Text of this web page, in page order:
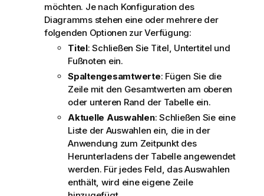
möchten. Je nach Konfiguration des
Diagramms stehen eine oder mehrere der
folgenden Optionen zur Verfügung:
Titel: Schließen Sie Titel, Untertitel und
Fußnoten ein.
Spaltengesamtwerte: Fügen Sie die
Zeile mit den Gesamtwerten am oberen
oder unteren Rand der Tabelle ein.
Aktuelle Auswahlen: Schließen Sie eine
Liste der Auswahlen ein, die in der
Anwendung zum Zeitpunkt des
Herunterladens der Tabelle angewendet
werden. Für jedes Feld, das Auswahlen
enthält, wird eine eigene Zeile